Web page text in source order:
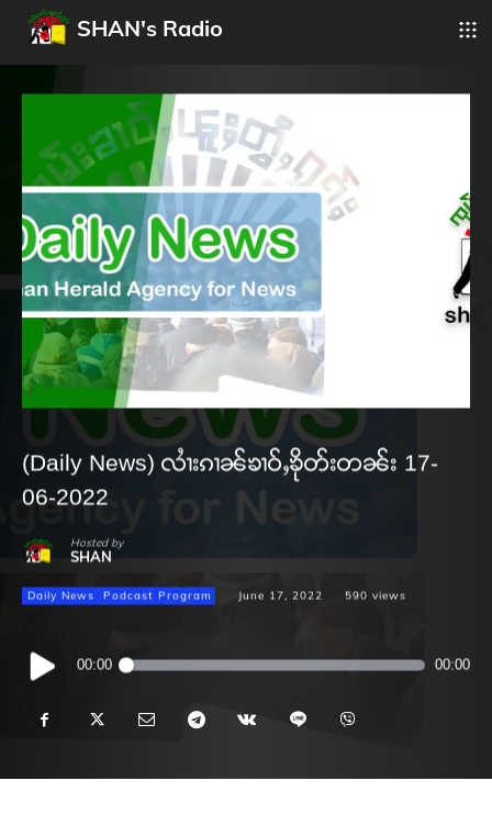
SHAN's Radio
(Daily News) လၢႆးၵၢၼ်ၶၢဝ်ႇၶိုတ်းတၼ်း 17-
06-2022
Hosted by
SHAN
Daily News Podcast Program June 17, 2022 590 views
Audio
Player
00:00 00:00